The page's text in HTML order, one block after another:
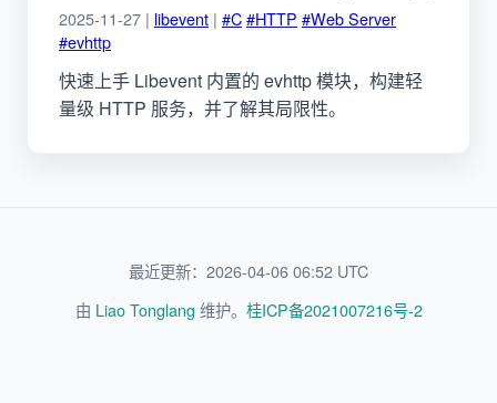
2025-11-27 | libevent | #C#HTTP #Web Server
#evhttp
快速上手 Libevent 内置的 evhttp 模块，构建轻
量级 HTTP 服务，并了解其局限性。
最近更新：2026-04-06 06:52 UTC
由 Liao Tonglang 维护。 桂ICP备2021007216号-2